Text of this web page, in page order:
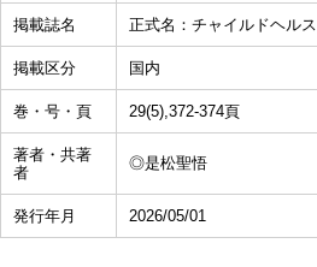
掲載誌名 正式名：チャイルドヘルス
掲載区分 国内
巻・号・頁 29(5),372-374頁
著者・共著
者
◎是松聖悟
発行年月 2026/05/01